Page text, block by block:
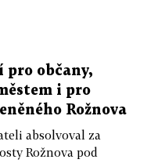
pro občany,
i pro
Rožnova
absolvoval za
Rožnova pod